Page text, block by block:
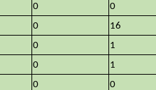
0
0
0
16
0
1
0
1
0
0